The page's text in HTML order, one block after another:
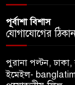
পূর্বাশা বিশাস
যোগাযোগের
পুরানা পল্টন,
ইমেইল-